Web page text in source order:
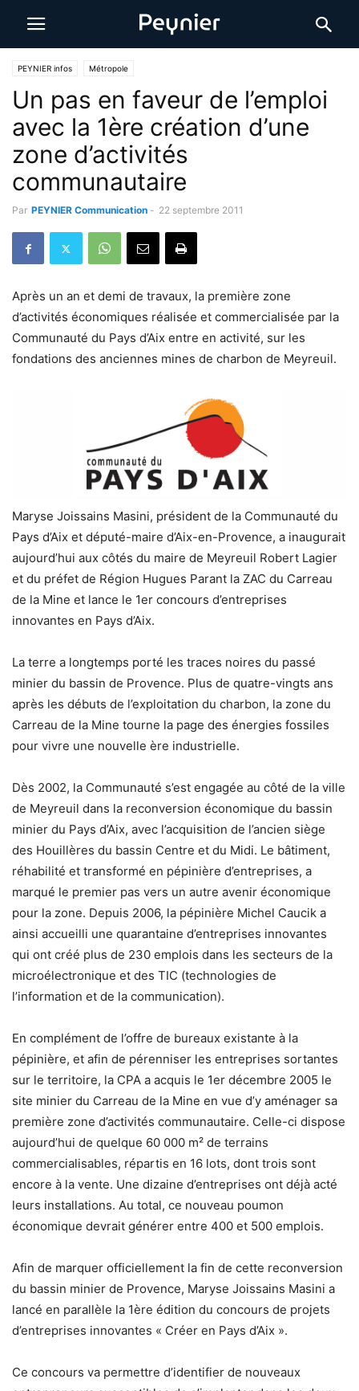
PEYNIER infos Métropole
Un pas en faveur de l’emploi
avec la 1ère création d’une
zone d’activités
communautaire
Par PEYNIER Communication - 22 septembre 2011
Après un an et demi de travaux, la première zone
d’activités économiques réalisée et commercialisée par la
Communauté du Pays d’Aix entre en activité, sur les
fondations des anciennes mines de charbon de Meyreuil.
Maryse Joissains Masini, président de la Communauté du
Pays d’Aix et député-maire d’Aix-en-Provence, a inaugurait
aujourd’hui aux côtés du maire de Meyreuil Robert Lagier
et du préfet de Région Hugues Parant la ZAC du Carreau
de la Mine et lance le 1er concours d’entreprises
innovantes en Pays d’Aix.
La terre a longtemps porté les traces noires du passé
minier du bassin de Provence. Plus de quatre-vingts ans
après les débuts de l’exploitation du charbon, la zone du
Carreau de la Mine tourne la page des énergies fossiles
pour vivre une nouvelle ère industrielle.
Dès 2002, la Communauté s’est engagée au côté de la ville
de Meyreuil dans la reconversion économique du bassin
minier du Pays d’Aix, avec l’acquisition de l’ancien siège
des Houillères du bassin Centre et du Midi. Le bâtiment,
réhabilité et transformé en pépinière d’entreprises, a
marqué le premier pas vers un autre avenir économique
pour la zone. Depuis 2006, la pépinière Michel Caucik a
ainsi accueilli une quarantaine d’entreprises innovantes
qui ont créé plus de 230 emplois dans les secteurs de la
microélectronique et des TIC (technologies de
l’information et de la communication).
En complément de l’offre de bureaux existante à la
pépinière, et afin de pérenniser les entreprises sortantes
sur le territoire, la CPA a acquis le 1er décembre 2005 le
site minier du Carreau de la Mine en vue d’y aménager sa
première zone d’activités communautaire. Celle-ci dispose
aujourd’hui de quelque 60 000 m² de terrains
commercialisables, répartis en 16 lots, dont trois sont
encore à la vente. Une dizaine d’entreprises ont déjà acté
leurs installations. Au total, ce nouveau poumon
économique devrait générer entre 400 et 500 emplois.
Afin de marquer officiellement la fin de cette reconversion
du bassin minier de Provence, Maryse Joissains Masini a
lancé en parallèle la 1ère édition du concours de projets
d’entreprises innovantes « Créer en Pays d’Aix ».
Ce concours va permettre d’identifier de nouveaux